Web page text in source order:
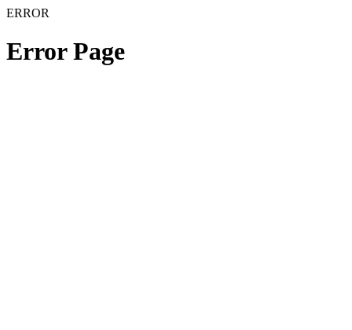
ERROR
Error Page